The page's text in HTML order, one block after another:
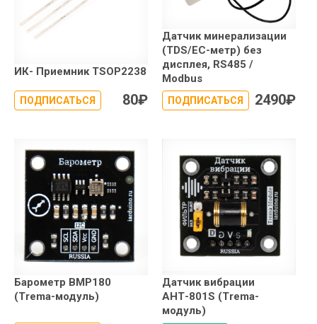
ИК- Приемник TSOP2238
ПОДПИСАТЬСЯ 80₽
Датчик минерализации
(TDS/EC-метр) без
дисплея, RS485 /
Modbus
ПОДПИСАТЬСЯ 2490₽
Барометр BMP180
(Trema-модуль)
Датчик вибрации
АНТ-801S (Trema-
модуль)